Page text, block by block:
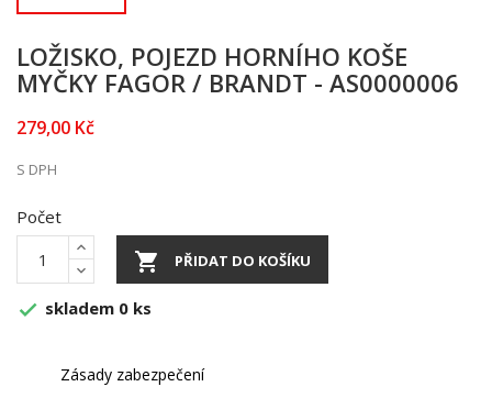
LOŽISKO, POJEZD HORNÍHO KOŠE
MYČKY FAGOR / BRANDT - AS0000006
279,00 Kč
S DPH
Počet
 PŘIDAT DO KOŠÍKU
 skladem 0 ks
Zásady zabezpečení